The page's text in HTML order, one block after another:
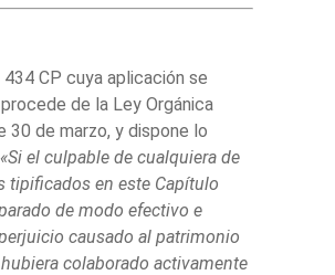
CP cuya aplicación se
de la Ley Orgánica
30 de marzo, y dispone lo
«Si el culpable de cualquiera de
tipificados en este Capítulo
de modo efectivo e
causado al patrimonio
colaborado activamente